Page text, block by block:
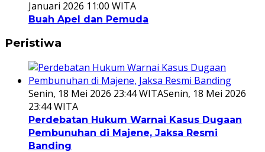
Januari 2026 11:00 WITA
Buah Apel dan Pemuda
Peristiwa
Senin, 18 Mei 2026 23:44 WITASenin, 18 Mei 2026
23:44 WITA
Perdebatan Hukum Warnai Kasus Dugaan
Pembunuhan di Majene, Jaksa Resmi
Banding